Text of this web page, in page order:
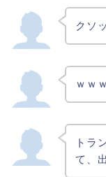
クソ
ｗｗ
トラ
て、